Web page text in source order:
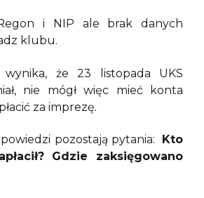
i NIP ale brak danych
klubu.
wynika, że 23 listopada UKS
nie mógł więc mieć konta
za imprezę.
pozostają pytania:
Kto
Gdzie zaksięgowano